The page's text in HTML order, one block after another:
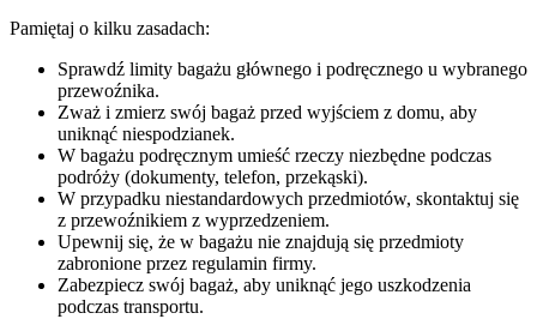
Pamiętaj o kilku zasadach:
Sprawdź limity bagażu głównego i podręcznego u wybranego
przewoźnika.
Zważ i zmierz swój bagaż przed wyjściem z domu, aby
uniknąć niespodzianek.
W bagażu podręcznym umieść rzeczy niezbędne podczas
podróży (dokumenty, telefon, przekąski).
W przypadku niestandardowych przedmiotów, skontaktuj się
z przewoźnikiem z wyprzedzeniem.
Upewnij się, że w bagażu nie znajdują się przedmioty
zabronione przez regulamin firmy.
Zabezpiecz swój bagaż, aby uniknąć jego uszkodzenia
podczas transportu.